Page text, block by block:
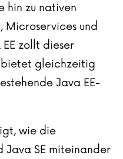
hin zu nativen
Microservices und
zollt dieser
bietet gleichzeitig
Java EE-
wie die
Java SE miteinander